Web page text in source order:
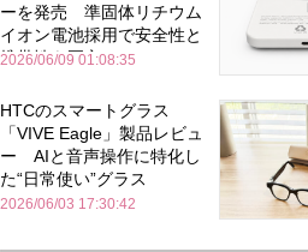
ーを発売 準固体リチウム
イオン電池採用で安全性と
携帯性を両立
2026/06/09 01:08:35
HTCのスマートグラス
「VIVE Eagle」製品レビュ
ー AIと音声操作に特化し
た“日常使い”グラス
2026/06/03 17:30:42